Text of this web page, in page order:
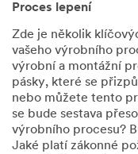
Proces lepení
Zde je několik
vašeho výrobního
výrobní a montážní
pásky, které se
nebo můžete tento
se bude sestava
výrobního procesu?
Jaké platí zákonné